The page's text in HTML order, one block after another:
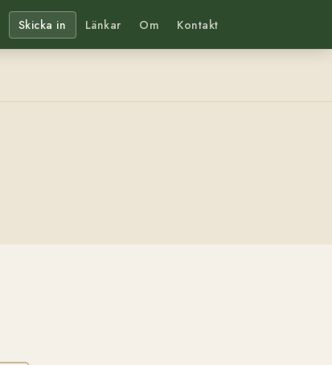
Skicka in Länkar Om Kontakt